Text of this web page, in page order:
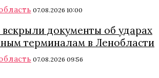
07.08.2026 10:00
документы об ударах
терминалам в Ленобласти
07.08.2026 09:56